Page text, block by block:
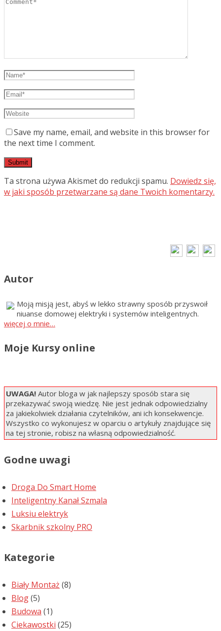
Save my name, email, and website in this browser for
the next time I comment.
Ta strona używa Akismet do redukcji spamu. Dowiedz się,
w jaki sposób przetwarzane są dane Twoich komentarzy.
Autor
Moją misją jest, abyś w lekko strawny sposób przyswoił
niuanse domowej elektryki i systemów inteligentnych.
więcej o mnie…
Moje Kursy online
UWAGA! Autor bloga w jak najlepszy sposób stara się
przekazywać swoją wiedzę. Nie jest jednak odpowiedzialny
za jakiekolwiek działania czytelników, ani ich konsekwencje.
Wszystko co wykonujesz w oparciu o artykuły znajdujące się
na tej stronie, robisz na własną odpowiedzialność.
Godne uwagi
Droga Do Smart Home
Inteligentny Kanał Szmala
Luksiu elektryk
Skarbnik szkolny PRO
Kategorie
Biały Montaż (8)
Blog(5)
Budowa (1)
Ciekawostki (25)